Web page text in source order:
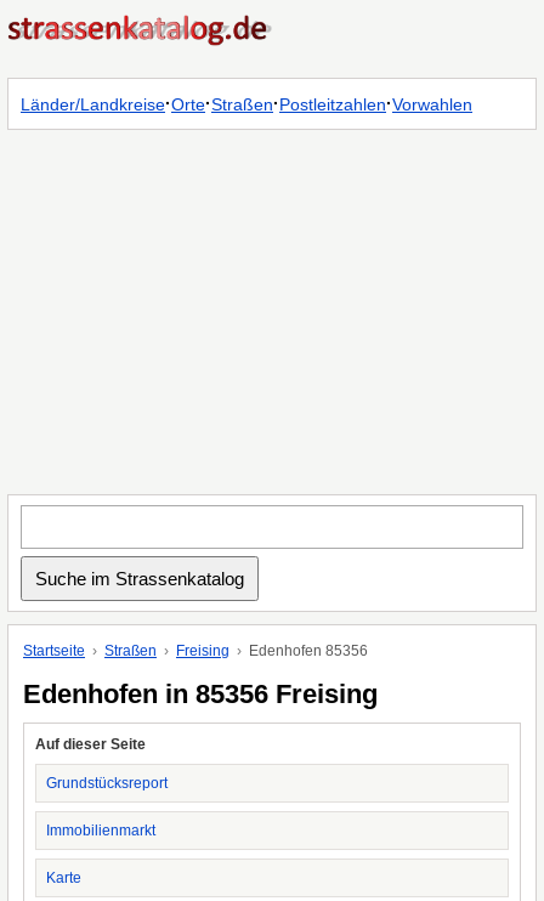
Länder/Landkreise·Orte·Straßen·Postleitzahlen·Vorwahlen
Startseite Straßen Freising Edenhofen 85356
Edenhofen in 85356 Freising
Auf dieser Seite
Grundstücksreport
Immobilienmarkt
Karte